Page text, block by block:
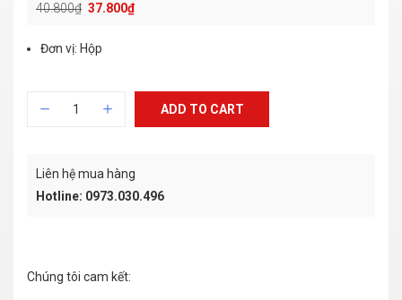
40.800₫ 37.800₫
Đơn vị: Hộp
ADD TO CART
Liên hệ mua hàng
Hotline: 0973.030.496
Chúng tôi cam kết: